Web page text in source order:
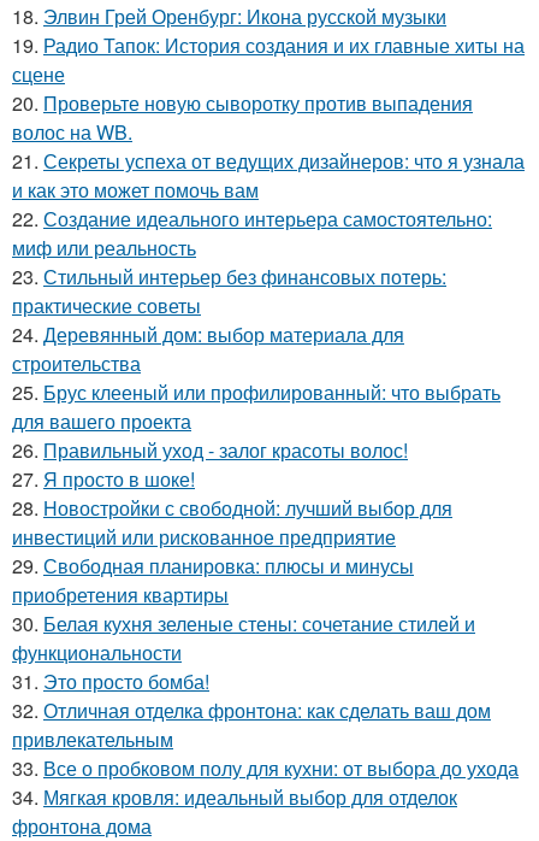
18. Элвин Грей Оренбург: Икона русской музыки
19. Радио Тапок: История создания и их главные хиты на
сцене
20. Проверьте новую сыворотку против выпадения
волос на WB.
21. Секреты успеха от ведущих дизайнеров: что я узнала
и как это может помочь вам
22. Создание идеального интерьера самостоятельно:
миф или реальность
23. Стильный интерьер без финансовых потерь:
практические советы
24. Деревянный дом: выбор материала для
строительства
25. Брус клееный или профилированный: что выбрать
для вашего проекта
26. Правильный уход - залог красоты волос!
27. Я просто в шоке!
28. Новостройки с свободной: лучший выбор для
инвестиций или рискованное предприятие
29. Свободная планировка: плюсы и минусы
приобретения квартиры
30. Белая кухня зеленые стены: сочетание стилей и
функциональности
31. Это просто бомба!
32. Отличная отделка фронтона: как сделать ваш дом
привлекательным
33. Все о пробковом полу для кухни: от выбора до ухода
34. Мягкая кровля: идеальный выбор для отделок
фронтона дома